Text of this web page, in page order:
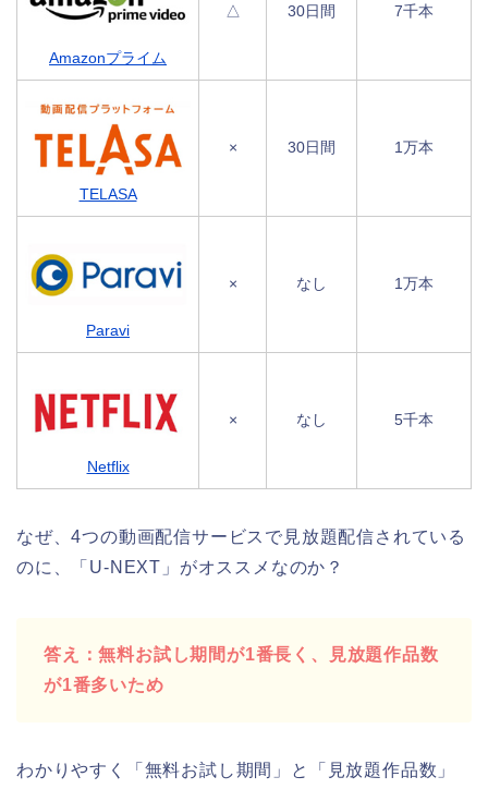
Amazonプライム
△ 30日間 7千本
TELASA
× 30日間 1万本
Paravi
× なし 1万本
Netflix
× なし 5千本
なぜ、4つの動画配信サービスで見放題配信されている
のに、「U-NEXT」がオススメなのか？
答え：無料お試し期間が1番長く、見放題作品数
が1番多いため
わかりやすく「無料お試し期間」と「見放題作品数」